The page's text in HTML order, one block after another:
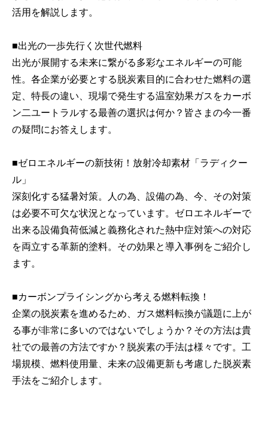
活用を解説します。
■出光の一歩先行く次世代燃料
出光が展開する未来に繋がる多彩なエネルギーの可能
性。各企業が必要とする脱炭素目的に合わせた燃料の選
定、特長の違い、現場で発生する温室効果ガスをカーボ
ン二ユートラルする最善の選択は何か？皆さまの今一番
の疑問にお答えします。
■ゼロエネルギーの新技術！放射冷却素材「ラディクー
ル」
深刻化する猛暑対策。人の為、設備の為、今、その対策
は必要不可欠な状況となっています。ゼロエネルギーで
出来る設備負荷低減と義務化された熱中症対策への対応
を両立する革新的塗料。その効果と導入事例をご紹介し
ます。
■カーボンプライシングから考える燃料転換！
企業の脱炭素を進めるため、ガス燃料転換が議題に上が
る事が非常に多いのではないでしょうか？その方法は貴
社での最善の方法ですか？脱炭素の手法は様々です。工
場規模、燃料使用量、未来の設備更新も考慮した脱炭素
手法をご紹介します。